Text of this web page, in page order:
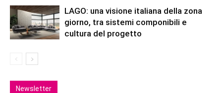
LAGO: una visione italiana della zona
giorno, tra sistemi componibili e
cultura del progetto
Newsletter